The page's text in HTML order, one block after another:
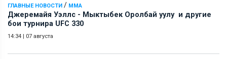
ГЛАВНЫЕ НОВОСТИ / ММА
Джеремайя Уэллс - Мыктыбек Оролбай уулу и другие
бои турнира UFC 330
14:34 | 07 августа